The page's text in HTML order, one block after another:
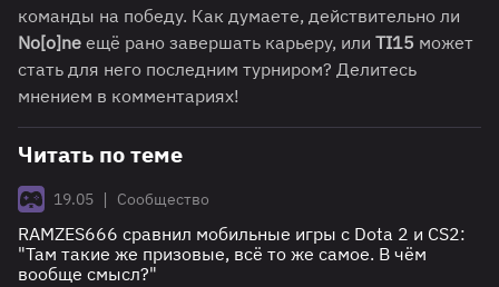
команды на победу. Как думаете, действительно ли
No[o]ne ещё рано завершать карьеру, или TI15 может
стать для него последним турниром? Делитесь
мнением в комментариях!
Читать по теме
19.05 | Сообщество
RAMZES666 сравнил мобильные игры с Dota 2 и CS2:
"Там такие же призовые, всё то же самое. В чём
вообще смысл?"